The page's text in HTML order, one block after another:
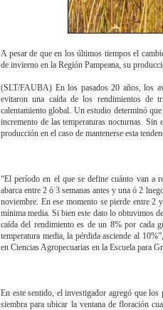
A pesar de que en los últimos tiempos el
de invierno en la Región Pampeana, su
(SLT/FAUBA) En los pasados 20 años, los
evitaron una caída de los rendimientos de
calentamiento global. Un estudio determinó
incremento de las temperaturas nocturnas.
producción en el caso de mantenerse esta
“El período en el que se define cuánto van a
abarca entre 2 ó 3 semanas antes y una ó 2
noviembre. En ese momento se pierde entre 2
mínima media. Si bien este dato lo obtuvimos
caída del rendimiento es de un 8% por cada
temperatura media, la pérdida asciende al
en Ciencias Agropecuarias en la Escuela para
En este sentido, el investigador agregó que
siembra para ubicar la ventana de floración